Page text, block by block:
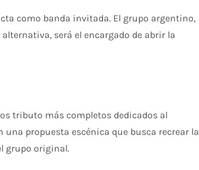
como banda invitada. El grupo argentino,
será el encargado de abrir la
tributo más completos dedicados al
propuesta escénica que busca recrear la
grupo original.